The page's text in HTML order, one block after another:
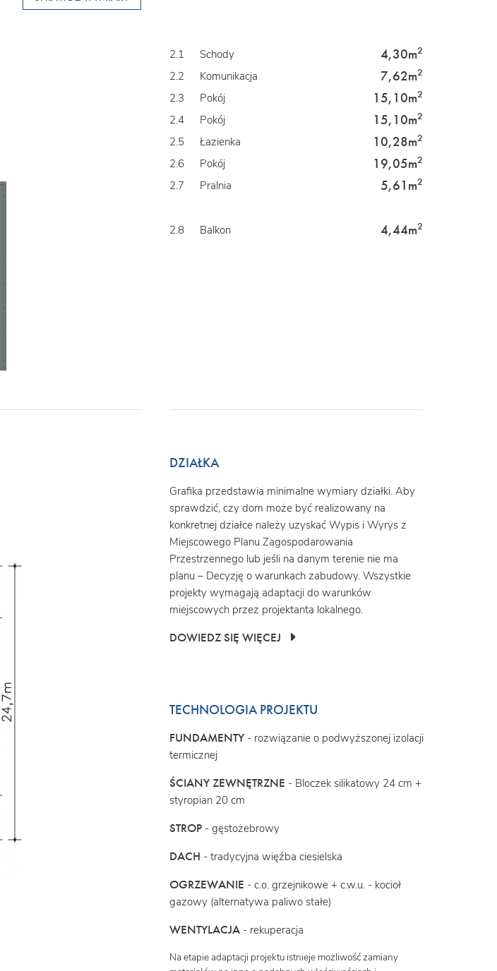
2.1 Schody 4,30m2
2.2 Komunikacja 7,62m2
2.3 Pokój 15,10m2
2.4 Pokój 15,10m2
2.5 Łazienka 10,28m2
2.6 Pokój 19,05m2
2.7 Pralnia 5,61m2
2.8 Balkon 4,44m2
DZIAŁKA
Grafika przedstawia minimalne wymiary działki. Aby
sprawdzić, czy dom może być realizowany na
konkretnej działce należy uzyskać Wypis i Wyrys z
Miejscowego Planu Zagospodarowania
Przestrzennego lub jeśli na danym terenie nie ma
planu – Decyzję o warunkach zabudowy. Wszystkie
projekty wymagają adaptacji do warunków
miejscowych przez projektanta lokalnego.
DOWIEDZ SIĘ WIĘCEJ
TECHNOLOGIA PROJEKTU
FUNDAMENTY - rozwiązanie o podwyższonej izolacji
termicznej
ŚCIANY ZEWNĘTRZNE - Bloczek silikatowy 24 cm +
styropian 20 cm
STROP - gęstożebrowy
DACH - tradycyjna więźba ciesielska
OGRZEWANIE - c.o. grzejnikowe + c.w.u. - kocioł
gazowy (alternatywa paliwo stałe)
WENTYLACJA - rekuperacja
Na etapie adaptacji projektu istnieje możliwość zamiany